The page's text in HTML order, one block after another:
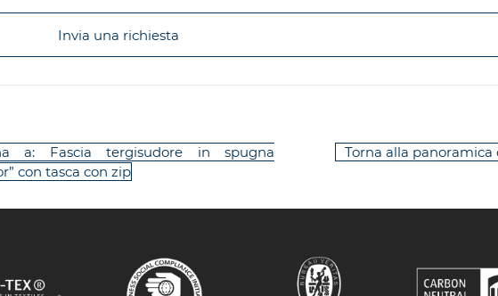
Invia una richiesta
a: Fascia tergisudore in spugna
con tasca con zip
Torna alla